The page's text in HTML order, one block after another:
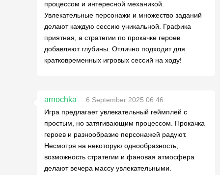
процессом и интересной механикой.
Увлекательные персонажи и множество заданий
делают каждую сессию уникальной. Графика
приятная, а стратегии по прокачке героев
добавляют глубины. Отлично подходит для
кратковременных игровых сессий на ходу!
arnochka
6 September 2025 06:46
Игра предлагает увлекательный геймплей с
простым, но затягивающим процессом. Прокачка
героев и разнообразие персонажей радуют.
Несмотря на некоторую однообразность,
возможность стратегии и фановая атмосфера
делают вечера массу увлекательными.